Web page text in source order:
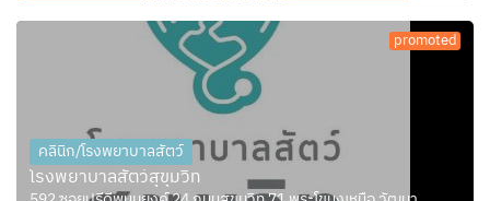
promoted
คลินิก/โรงพยาบาลสัตว์
โรงพยาบาลสัตว์สุขุมวิท